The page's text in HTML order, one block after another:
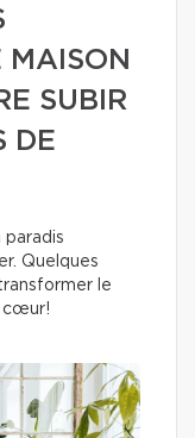
MAISON
SUBIR
DE
Quelques
le
cœur!